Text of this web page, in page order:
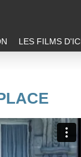
LES FILMS